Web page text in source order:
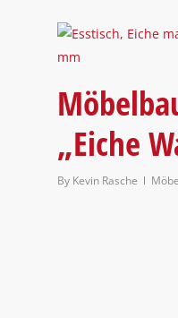
„Eiche
By Kevin Rasche